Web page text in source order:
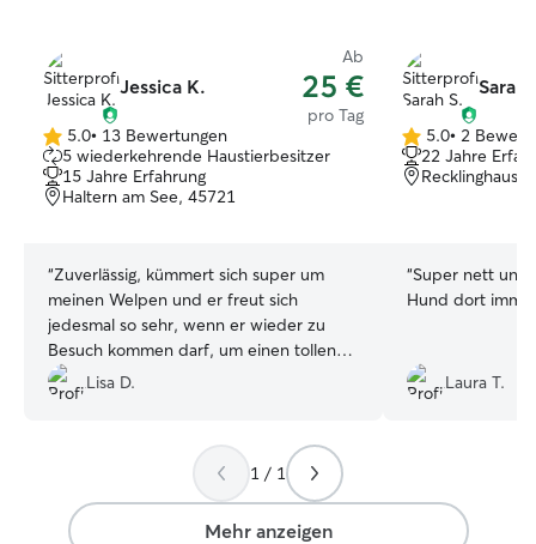
Jessica K.
Ab
25 €
pro Tag
5.0
von
5
Sternen
5.0• 13 Bewertungen
5 wiederkehrende Haustierbesitzer
15 Jahre Erfahrung
Haltern am See, 45721
“Zuverlässig, kümmert sich super um
meinen Welpen und er freut sich
jedesmal so sehr, wenn er wieder zu
Besuch kommen darf, um einen tollen
Tag zu verbringen☺️
Lisa D.
Sarah
5.0
von
5
5.0• 2
22 Jahre
“Super nett und
Hund dort
Laura T.
1 / 1
Mehr anzeigen